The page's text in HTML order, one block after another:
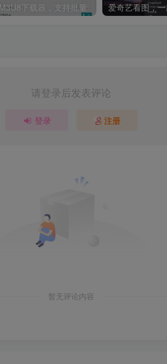
下载器，支持批量
请登录后发表评论
登录 注册
暂无评论内容